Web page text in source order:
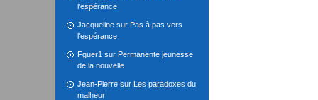
l’espérance
Jacqueline sur Pas à pas vers
l’espérance
Fguer1 sur Permanente jeunesse
de la nouvelle
Jean-Pierre sur Les paradoxes du
malheur